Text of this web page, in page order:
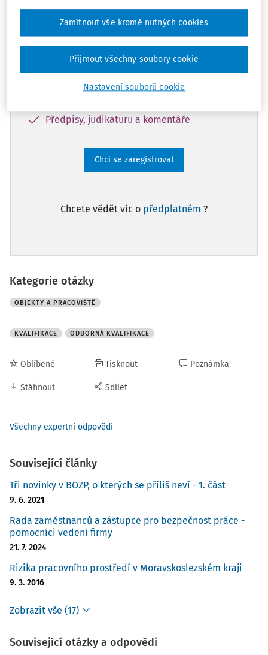
Díky registraci získáte přístup k:
pracovního práva
Databázi otázek a odpovědí
Předpisy, judikaturu a komentáře
Chci se zaregistrovat
Chcete vědět víc o předplatném ?
Kategorie otázky
OBJEKTY A PRACOVIŠTĚ
KVALIFIKACE ODBORNÁ KVALIFIKACE
Oblíbené
Stáhnout
Tisknout
Sdílet
Poznámka
Všechny expertní odpovědi
Související články
Tři novinky v BOZP, o kterých se příliš neví - 1. část
9. 6. 2021
Rada zaměstnanců a zástupce pro bezpečnost práce -
pomocníci vedení firmy
21. 7. 2024
Rizika pracovního prostředí v Moravskoslezském kraji
9. 3. 2016
Zobrazit vše (17)
Související otázky a odpovědi
Nastavení souborů cookie
Zamítnout vše kromě nutných cookies
Přijmout všechny soubory cookie